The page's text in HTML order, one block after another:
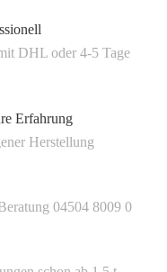
DHL oder 4-5 Tage
Erfahrung
Herstellung
04504 8009 0